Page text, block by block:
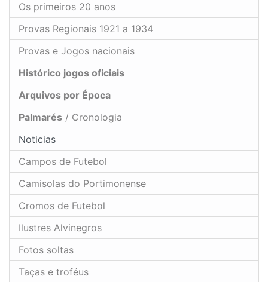
Os primeiros 20 anos
Provas Regionais 1921 a 1934
Provas e Jogos nacionais
Histórico jogos oficiais
Arquivos por Época
Palmarés / Cronologia
Noticias
Campos de Futebol
Camisolas do Portimonense
Cromos de Futebol
Ilustres Alvinegros
Fotos soltas
Taças e troféus